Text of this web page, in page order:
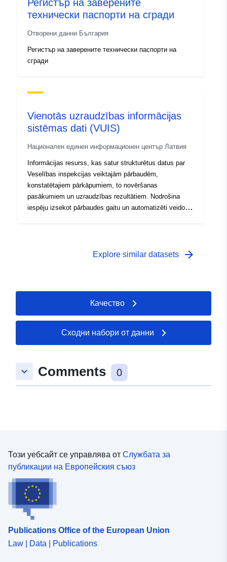
Регистър на заверените
технически паспорти на сгради
Отворени данни България
Регистър на заверените технически паспорти на
сгради
Vienotās uzraudzības informācijas
sistēmas dati (VUIS)
Национален единен информационен център Латвия
Informācijas resurss, kas satur strukturētus datus par
Veselības inspekcijas veiktajām pārbaudēm,
konstatētajiem pārkāpumiem, to novēršanas
pasākumiem un uzraudzības rezultātiem. Nodrošina
iespēju izsekot pārbaudes gaitu un automatizēti veidot
Explore similar datasets arrow_forward
Качество
Сходни набори от данни
keyboard_arrow_down Comments 0
Този уебсайт се управлява от Службата за
публикации на Европейския съюз
Publications Office of the European Union
Law | Data | Publications